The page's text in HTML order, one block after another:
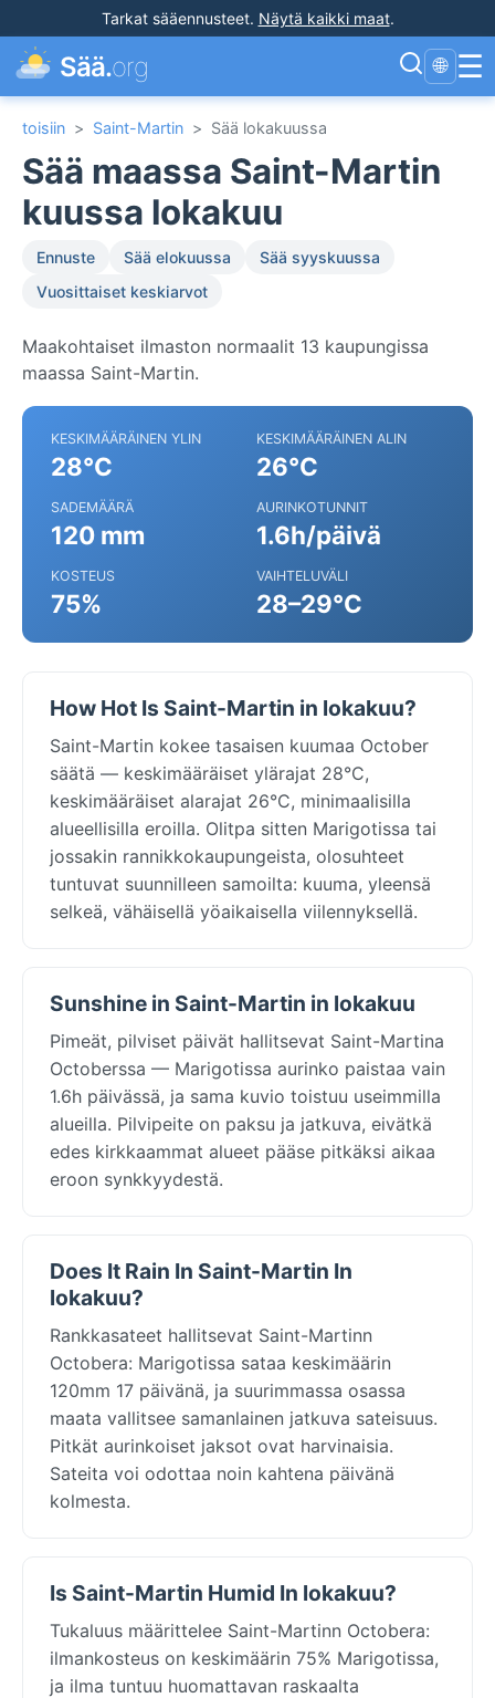
Tarkat sääennusteet. Näytä kaikki maat.
Sää.org 🌐 ☰
toisiin > Saint-Martin > Sää lokakuussa
Sää maassa Saint-Martin
kuussa lokakuu
Ennuste Sää elokuussa
Sää syyskuussa
Vuosittaiset keskiarvot
Maakohtaiset ilmaston normaalit 13 kaupungissa
maassa Saint-Martin.
KESKIMÄÄRÄINEN YLIN
28°C
KESKIMÄÄRÄINEN ALIN
26°C
SADEMÄÄRÄ
120 mm
AURINKOTUNNIT
1.6h/päivä
KOSTEUS
75%
VAIHTELUVÄLI
28–29°C
How Hot Is Saint-Martin in lokakuu?
Saint-Martin kokee tasaisen kuumaa October
säätä — keskimääräiset ylärajat 28°C,
keskimääräiset alarajat 26°C, minimaalisilla
alueellisilla eroilla. Olitpa sitten Marigotissa tai
jossakin rannikkokaupungeista, olosuhteet
tuntuvat suunnilleen samoilta: kuuma, yleensä
selkeä, vähäisellä yöaikaisella viilennyksellä.
Sunshine in Saint-Martin in lokakuu
Pimeät, pilviset päivät hallitsevat Saint-Martina
Octoberssa — Marigotissa aurinko paistaa vain
1.6h päivässä, ja sama kuvio toistuu useimmilla
alueilla. Pilvipeite on paksu ja jatkuva, eivätkä
edes kirkkaammat alueet pääse pitkäksi aikaa
eroon synkkyydestä.
Does It Rain In Saint-Martin In
lokakuu?
Rankkasateet hallitsevat Saint-Martinn
Octobera: Marigotissa sataa keskimäärin
120mm 17 päivänä, ja suurimmassa osassa
maata vallitsee samanlainen jatkuva sateisuus.
Pitkät aurinkoiset jaksot ovat harvinaisia.
Sateita voi odottaa noin kahtena päivänä
kolmesta.
Is Saint-Martin Humid In lokakuu?
Tukaluus määrittelee Saint-Martinn Octobera:
ilmankosteus on keskimäärin 75% Marigotissa,
ja ilma tuntuu huomattavan raskaalta